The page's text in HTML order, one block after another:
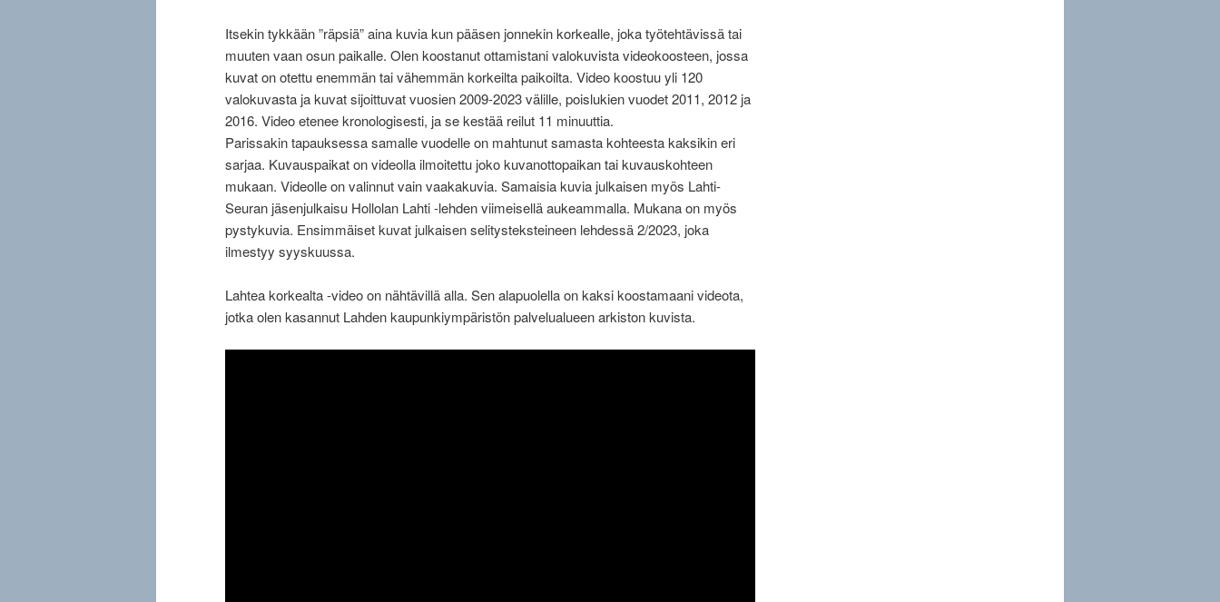
Itsekin tykkään ”räpsiä” aina kuvia kun pääsen jonnekin korkealle, joka työtehtävissä tai
muuten vaan osun paikalle. Olen koostanut ottamistani valokuvista videokoosteen, jossa
kuvat on otettu enemmän tai vähemmän korkeilta paikoilta. Video koostuu yli 120
valokuvasta ja kuvat sijoittuvat vuosien 2009-2023 välille, poislukien vuodet 2011, 2012 ja
2016. Video etenee kronologisesti, ja se kestää reilut 11 minuuttia.
Parissakin tapauksessa samalle vuodelle on mahtunut samasta kohteesta kaksikin eri
sarjaa. Kuvauspaikat on videolla ilmoitettu joko kuvanottopaikan tai kuvauskohteen
mukaan. Videolle on valinnut vain vaakakuvia. Samaisia kuvia julkaisen myös Lahti-
Seuran jäsenjulkaisu Hollolan Lahti -lehden viimeisellä aukeammalla. Mukana on myös
pystykuvia. Ensimmäiset kuvat julkaisen selitysteksteineen lehdessä 2/2023, joka
ilmestyy syyskuussa.
Lahtea korkealta -video on nähtävillä alla. Sen alapuolella on kaksi koostamaani videota,
jotka olen kasannut Lahden kaupunkiympäristön palvelualueen arkiston kuvista.